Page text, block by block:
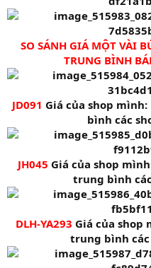
SO SÁNH GIÁ MỘT VÀI
TRUNG BÌNH
JD091 Giá của shop mình:
bình các
JH045 Giá của shop
trung bình
DLH-YA293 Giá của shop
trung bình các